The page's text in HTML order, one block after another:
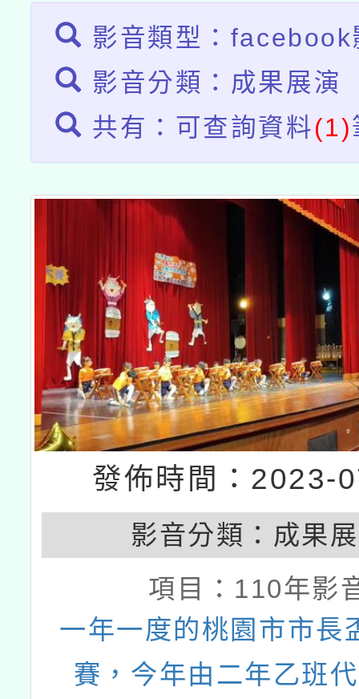
影音類型：facebook
影音分類：成果展演
共有：可查詢資料(1)
發佈時間：2023-
影音分類： 成果
項目： 110年影
一年一度的桃園市市長
賽，今年由二年乙班